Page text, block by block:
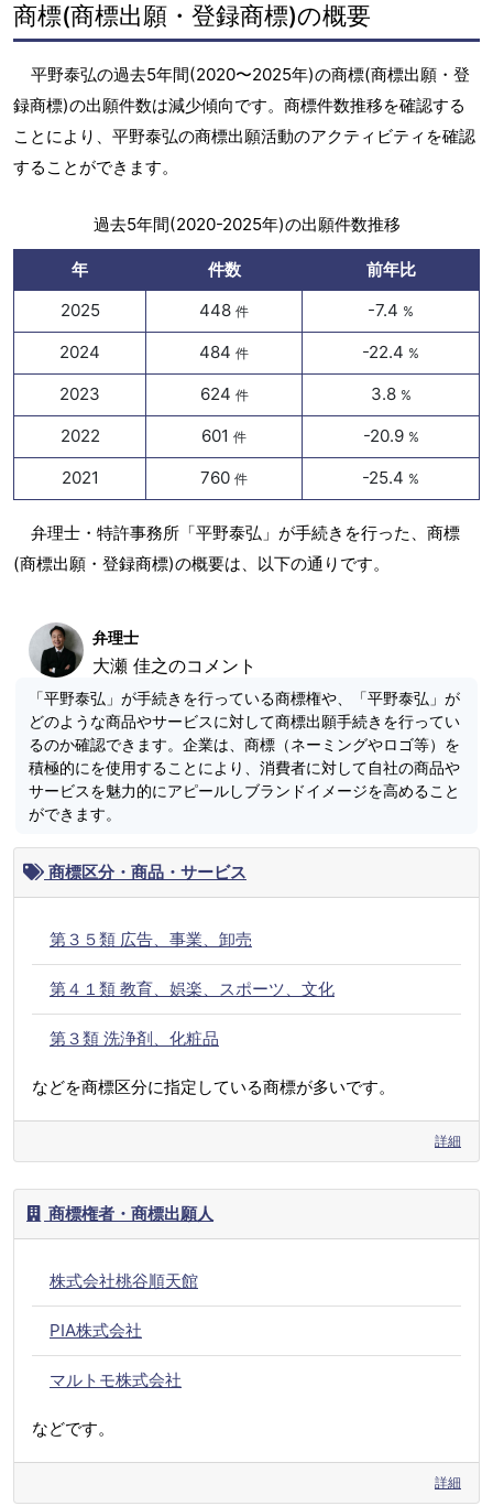
商標(商標出願・登録商標)の概要
平野泰弘の過去5年間(2020〜2025年)の商標(商標出願・登
録商標)の出願件数は減少傾向です。商標件数推移を確認する
ことにより、平野泰弘の商標出願活動のアクティビティを確認
することができます。
過去5年間(2020-2025年)の出願件数推移
年 件数
前年比
2025
448 件 -7.4 %
2024 484 件 -22.4 %
2023 624 件 3.8 %
2022 601 件 -20.9 %
2021 760 件 -25.4 %
弁理士・特許事務所「平野泰弘」が手続きを行った、商標
(商標出願・登録商標)の概要は、以下の通りです。
弁理士
大瀬 佳之のコメント
「平野泰弘」が手続きを行っている商標権や、「平野泰弘」が
どのような商品やサービスに対して商標出願手続きを行ってい
るのか確認できます。企業は、商標（ネーミングやロゴ等）を
積極的にを使用することにより、消費者に対して自社の商品や
サービスを魅力的にアピールしブランドイメージを高めること
ができます。
商標区分・商品・サービス
第３５類 広告、事業、卸売
第４１類 教育、娯楽、スポーツ、文化
第３類 洗浄剤、化粧品
などを商標区分に指定している商標が多いです。
詳細
商標権者・商標出願人
株式会社桃谷順天館
PIA株式会社
マルトモ株式会社
などです。
詳細